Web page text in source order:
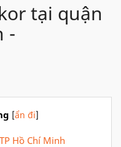
tại quận
-
[ẩn đi]
Hồ Chí Minh